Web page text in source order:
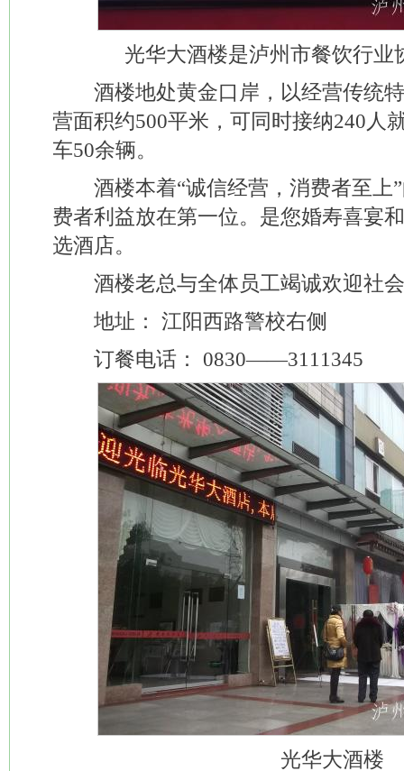
光华大酒楼是泸州市餐饮行业
酒楼地处黄金口岸，以经营传统特
营面积约500平米，可同时接纳240人
车50余辆。
酒楼本着“诚信经营，消费者至上”
费者利益放在第一位。是您婚寿喜宴
选酒店。
酒楼老总与全体员工竭诚欢迎社
地址： 江阳西路警校右侧
订餐电话： 0830——3111345
光华大酒楼